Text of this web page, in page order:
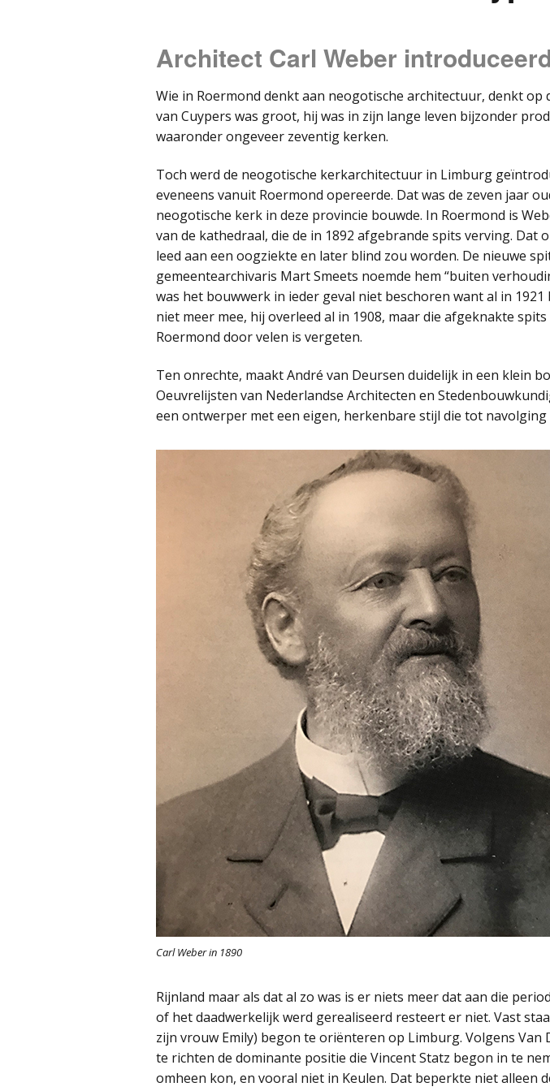
Architect Carl Weber
Wie in Roermond denkt aan neogotische architectuur, denkt op
van Cuypers was groot, hij was in zijn lange leven bijzonder
waaronder ongeveer zeventig kerken.
Toch werd de neogotische kerkarchitectuur in Limburg
eveneens vanuit Roermond opereerde. Dat was de zeven jaar
neogotische kerk in deze provincie bouwde. In Roermond is
van de kathedraal, die de in 1892 afgebrande spits verving.
leed aan een oogziekte en later blind zou worden. De nieuwe
gemeentearchivaris Mart Smeets noemde hem “buiten
was het bouwwerk in ieder geval niet beschoren want al in
niet meer mee, hij overleed al in 1908, maar die afgeknakte
Roermond door velen is vergeten.
Ten onrechte, maakt André van Deursen duidelijk in een klein
Oeuvrelijsten van Nederlandse Architecten en
een ontwerper met een eigen, herkenbare stijl die tot navolging
Carl Weber in 1890
Rijnland maar als dat al zo was is er niets meer dat aan die
of het daadwerkelijk werd gerealiseerd resteert er niet. Vast
zijn vrouw Emily) begon te oriënteren op Limburg. Volgens
te richten de dominante positie die Vincent Statz begon in te
omheen kon, en vooral niet in Keulen. Dat beperkte niet alleen